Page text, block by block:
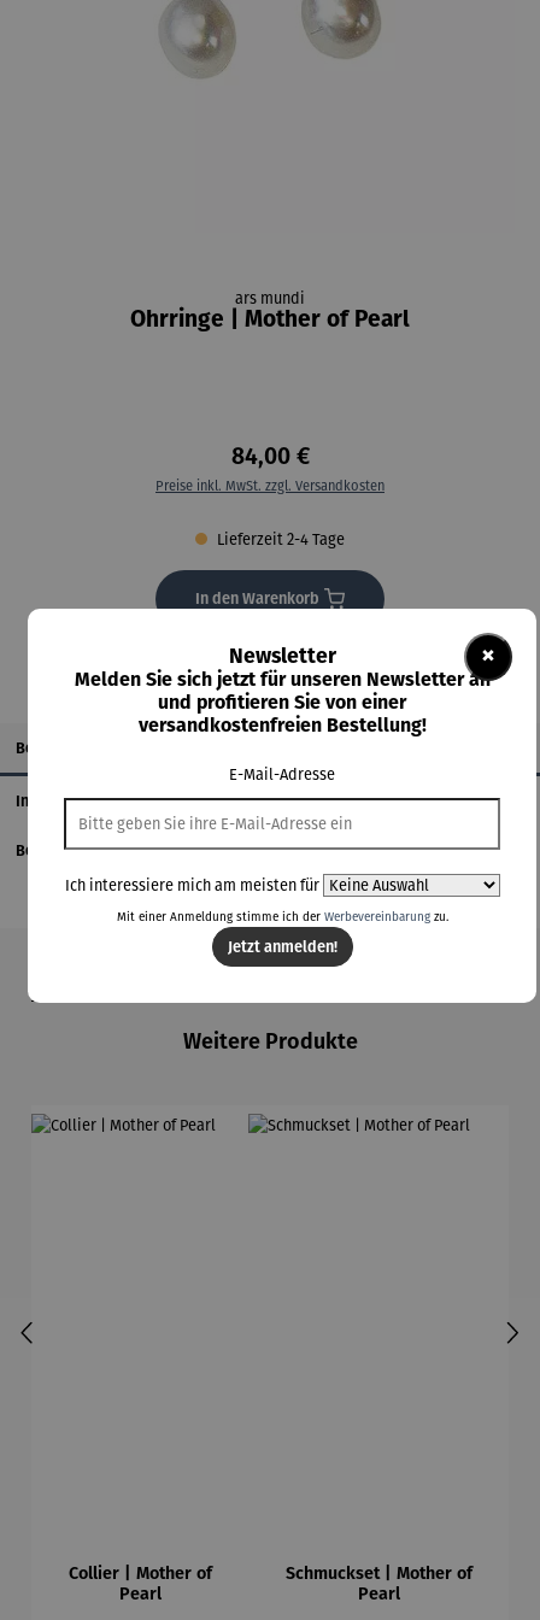
ars mundi
Ohrringe | Mother of Pearl
84,00 €
Preise inkl. MwSt. zzgl. Versandkosten
Lieferzeit 2-4 Tage
In den Warenkorb
Beschreibung
Informationen zum Hersteller
Bewertungen
Weitere Produkte
Collier | Mother of
Pearl
Schmuckset | Mother of
Pearl
×
Newsletter
Melden Sie sich jetzt für unseren Newsletter an
und profitieren Sie von einer
versandkostenfreien Bestellung!
E-Mail-Adresse
Ich interessiere mich am meisten für
Mit einer Anmeldung stimme ich der Werbevereinbarungzu.
Jetzt anmelden!